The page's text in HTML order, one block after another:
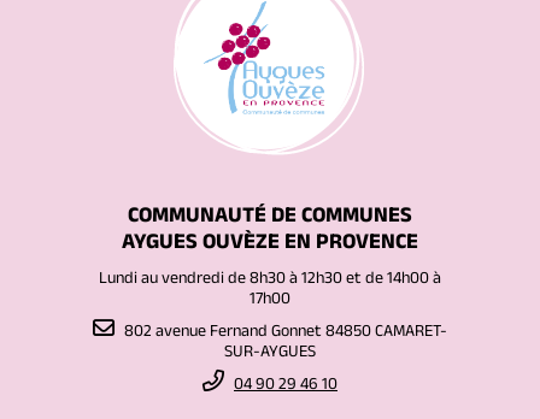
COMMUNAUTÉ DE COMMUNES
AYGUES OUVÈZE EN PROVENCE
Lundi au vendredi de 8h30 à 12h30 et de 14h00 à
17h00
802 avenue Fernand Gonnet 84850 CAMARET-
SUR-AYGUES
04 90 29 46 10